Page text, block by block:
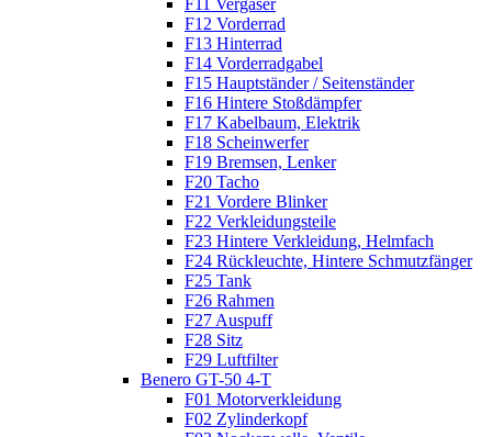
F12 Vorderrad
F13 Hinterrad
F14 Vorderradgabel
F15 Hauptständer / Seitenständer
F16 Hintere Stoßdämpfer
F17 Kabelbaum, Elektrik
F18 Scheinwerfer
F19 Bremsen, Lenker
F20 Tacho
F21 Vordere Blinker
F22 Verkleidungsteile
F23 Hintere Verkleidung, Helmfach
F24 Rückleuchte, Hintere Schmutzfänger
F25 Tank
F26 Rahmen
F27 Auspuff
F28 Sitz
F29 Luftfilter
Benero GT-50 4-T
F01 Motorverkleidung
F02 Zylinderkopf